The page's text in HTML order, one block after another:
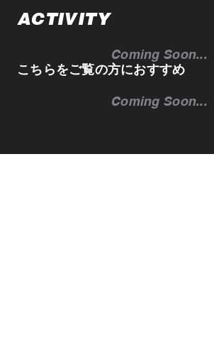
ACTIVITY
Coming Soon...
こちらをご覧の方におすすめ
Coming Soon...